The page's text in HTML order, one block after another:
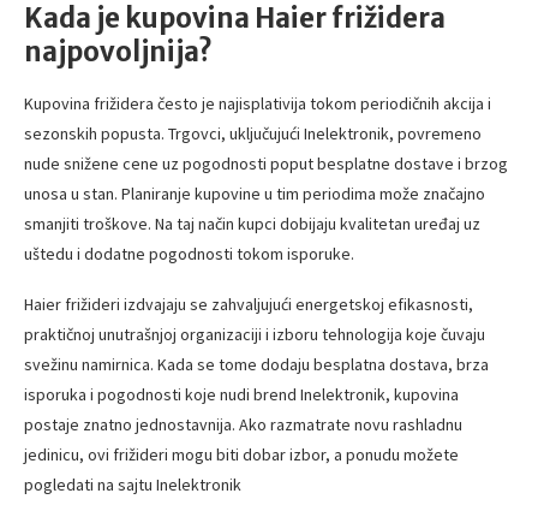
Kada je kupovina Haier frižidera
najpovoljnija?
Kupovina frižidera često je najisplativija tokom periodičnih akcija i
sezonskih popusta. Trgovci, uključujući Inelektronik, povremeno
nude snižene cene uz pogodnosti poput besplatne dostave i brzog
unosa u stan. Planiranje kupovine u tim periodima može značajno
smanjiti troškove. Na taj način kupci dobijaju kvalitetan uređaj uz
uštedu i dodatne pogodnosti tokom isporuke.
Haier frižideri izdvajaju se zahvaljujući energetskoj efikasnosti,
praktičnoj unutrašnjoj organizaciji i izboru tehnologija koje čuvaju
svežinu namirnica. Kada se tome dodaju besplatna dostava, brza
isporuka i pogodnosti koje nudi brend Inelektronik, kupovina
postaje znatno jednostavnija. Ako razmatrate novu rashladnu
jedinicu, ovi frižideri mogu biti dobar izbor, a ponudu možete
pogledati na sajtu Inelektronik